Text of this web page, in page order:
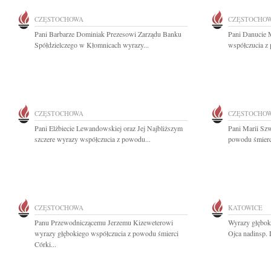
CZĘSTOCHOWA
Pani Barbarze Dominiak Prezesowi Zarządu Banku
Spółdzielczego w Kłomnicach wyrazy...
Pani Danucie
współczucia
CZĘSTOCHOWA
Pani Elżbiecie Lewandowskiej oraz Jej Najbliższym
szczere wyrazy współczucia z powodu...
Pani Marii
powodu
CZĘSTOCHOWA
Panu Przewodniczącemu Jerzemu Kizeweterowi
wyrazy głębokiego współczucia z powodu śmierci
Córki...
KATOWICE
Wyrazy
Ojca